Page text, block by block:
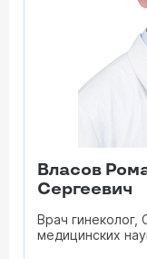
Власов
Сергеевич
Врач гинеколог,
медицинских